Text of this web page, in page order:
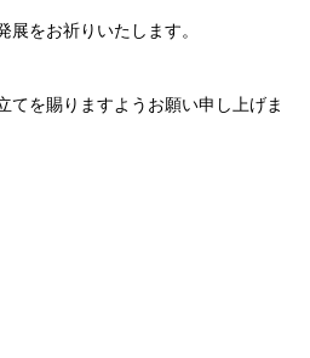
展をお祈りいたします。
てを賜りますようお願い申し上げま